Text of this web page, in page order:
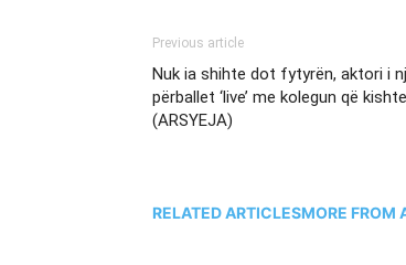
Previous article
Nuk ia shihte dot fytyrën, aktori i
përballet ‘live’ me kolegun që
(ARSYEJA)
RELATED ARTICLESMORE FROM